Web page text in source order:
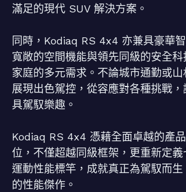
滿足的現代 SUV 解決方案。
同時，Kodiaq RS 4x4 亦兼具豪華
寬敞的空間機能與領先同級的安全
家庭的多元需求。不論城市通勤或
展現出色駕控，從容應對各種挑戰
具駕馭樂趣。
Kodiaq RS 4x4 憑藉全面卓越的產
位，不僅超越同級框架，更重新定
運動性能標竿，成就真正為駕馭而
的性能傑作。